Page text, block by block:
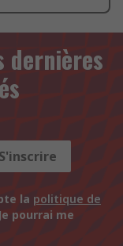
dernières
S'inscrire
la politique de
pourrai me